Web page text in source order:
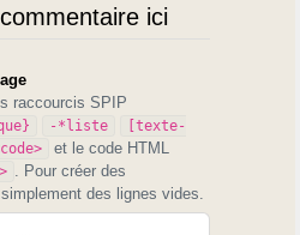
ici
raccourcis SPIP
-*liste
[texte-
et le code HTML
. Pour créer des
des lignes vides.